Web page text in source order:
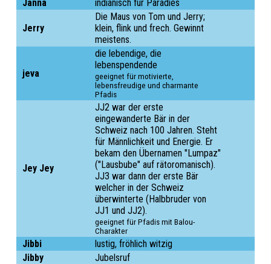
Janna
indianisch für Paradies
Jerry
Die Maus von Tom und Jerry;
klein, flink und frech. Gewinnt
meistens.
jeva
die lebendige, die
lebenspendende
geeignet für motivierte,
lebensfreudige und charmante
Pfadis
Jey Jey
JJ2 war der erste
eingewanderte Bär in der
Schweiz nach 100 Jahren. Steht
für Männlichkeit und Energie. Er
bekam den Übernamen "Lumpaz"
("Lausbube" auf rätoromanisch).
JJ3 war dann der erste Bär
welcher in der Schweiz
überwinterte (Halbbruder von
JJ1 und JJ2).
geeignet für Pfadis mit Balou-
Charakter
Jibbi
lustig, fröhlich witzig
Jibby
Jubelsruf